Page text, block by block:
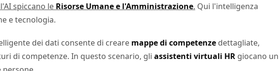
spiccano le Risorse Umane e l'Amministrazione. Qui l'intelligenza
e tecnologia.
dei dati consente di creare mappe di competenze dettagliate,
di competenze. In questo scenario, gli assistenti virtuali HR giocano un